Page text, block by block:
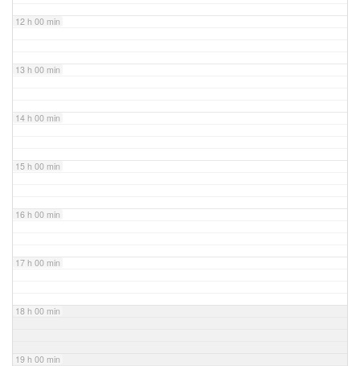
12 h 00 min
13 h 00 min
14 h 00 min
15 h 00 min
16 h 00 min
17 h 00 min
18 h 00 min
19 h 00 min